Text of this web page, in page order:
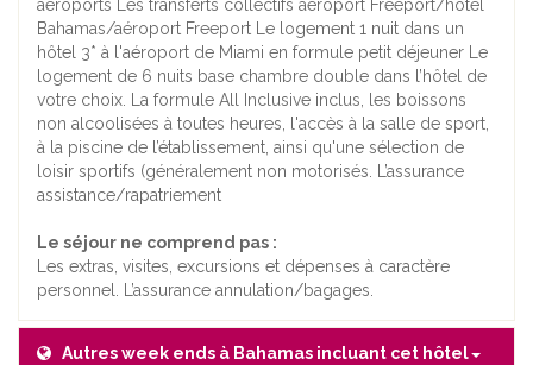
aéroports Les transferts collectifs aéroport Freeport/hôtel
Bahamas/aéroport Freeport Le logement 1 nuit dans un
hôtel 3* à l'aéroport de Miami en formule petit déjeuner Le
logement de 6 nuits base chambre double dans l’hôtel de
votre choix. La formule All Inclusive inclus, les boissons
non alcoolisées à toutes heures, l'accès à la salle de sport,
à la piscine de l’établissement, ainsi qu'une sélection de
loisir sportifs (généralement non motorisés. L’assurance
assistance/rapatriement
Le séjour ne comprend pas :
Les extras, visites, excursions et dépenses à caractère
personnel. L’assurance annulation/bagages.
Autres week ends à Bahamas incluant cet hôtel